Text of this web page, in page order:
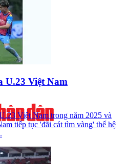
U.23 Việt Nam
Việt Nam trong năm 2025 và
tiếp tục 'đãi cát tìm vàng' thế hệ